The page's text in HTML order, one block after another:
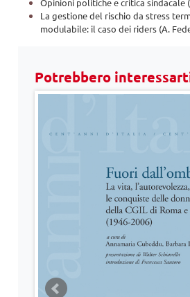
Opinioni politiche e critica sindacale
La gestione del rischio da stress
modulabile: il caso dei riders (A.
Potrebbero